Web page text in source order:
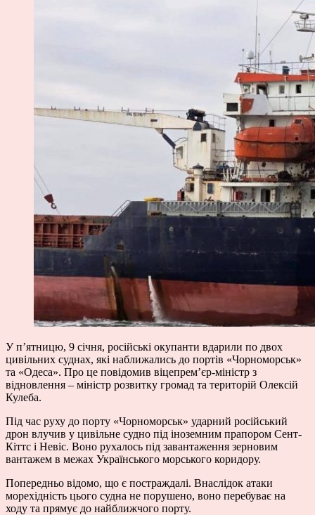
У п’ятницю, 9 січня, російські окупанти вдарили по двох
цивільних суднах, які наближались до портів «Чорноморськ»
та «Одеса». Про це повідомив віцепрем’єр-міністр з
відновлення – міністр розвитку громад та територій Олексій
Кулеба.
Під час руху до порту «Чорноморськ» ударний російський
дрон влучив у цивільне судно під іноземним прапором Сент-
Кіттс і Невіс. Воно рухалось під завантаження зерновим
вантажем в межах Українського морського коридору.
Попередньо відомо, що є постраждалі. Внаслідок атаки
морехідність цього судна не порушено, воно перебуває на
ходу та прямує до найближчого порту.